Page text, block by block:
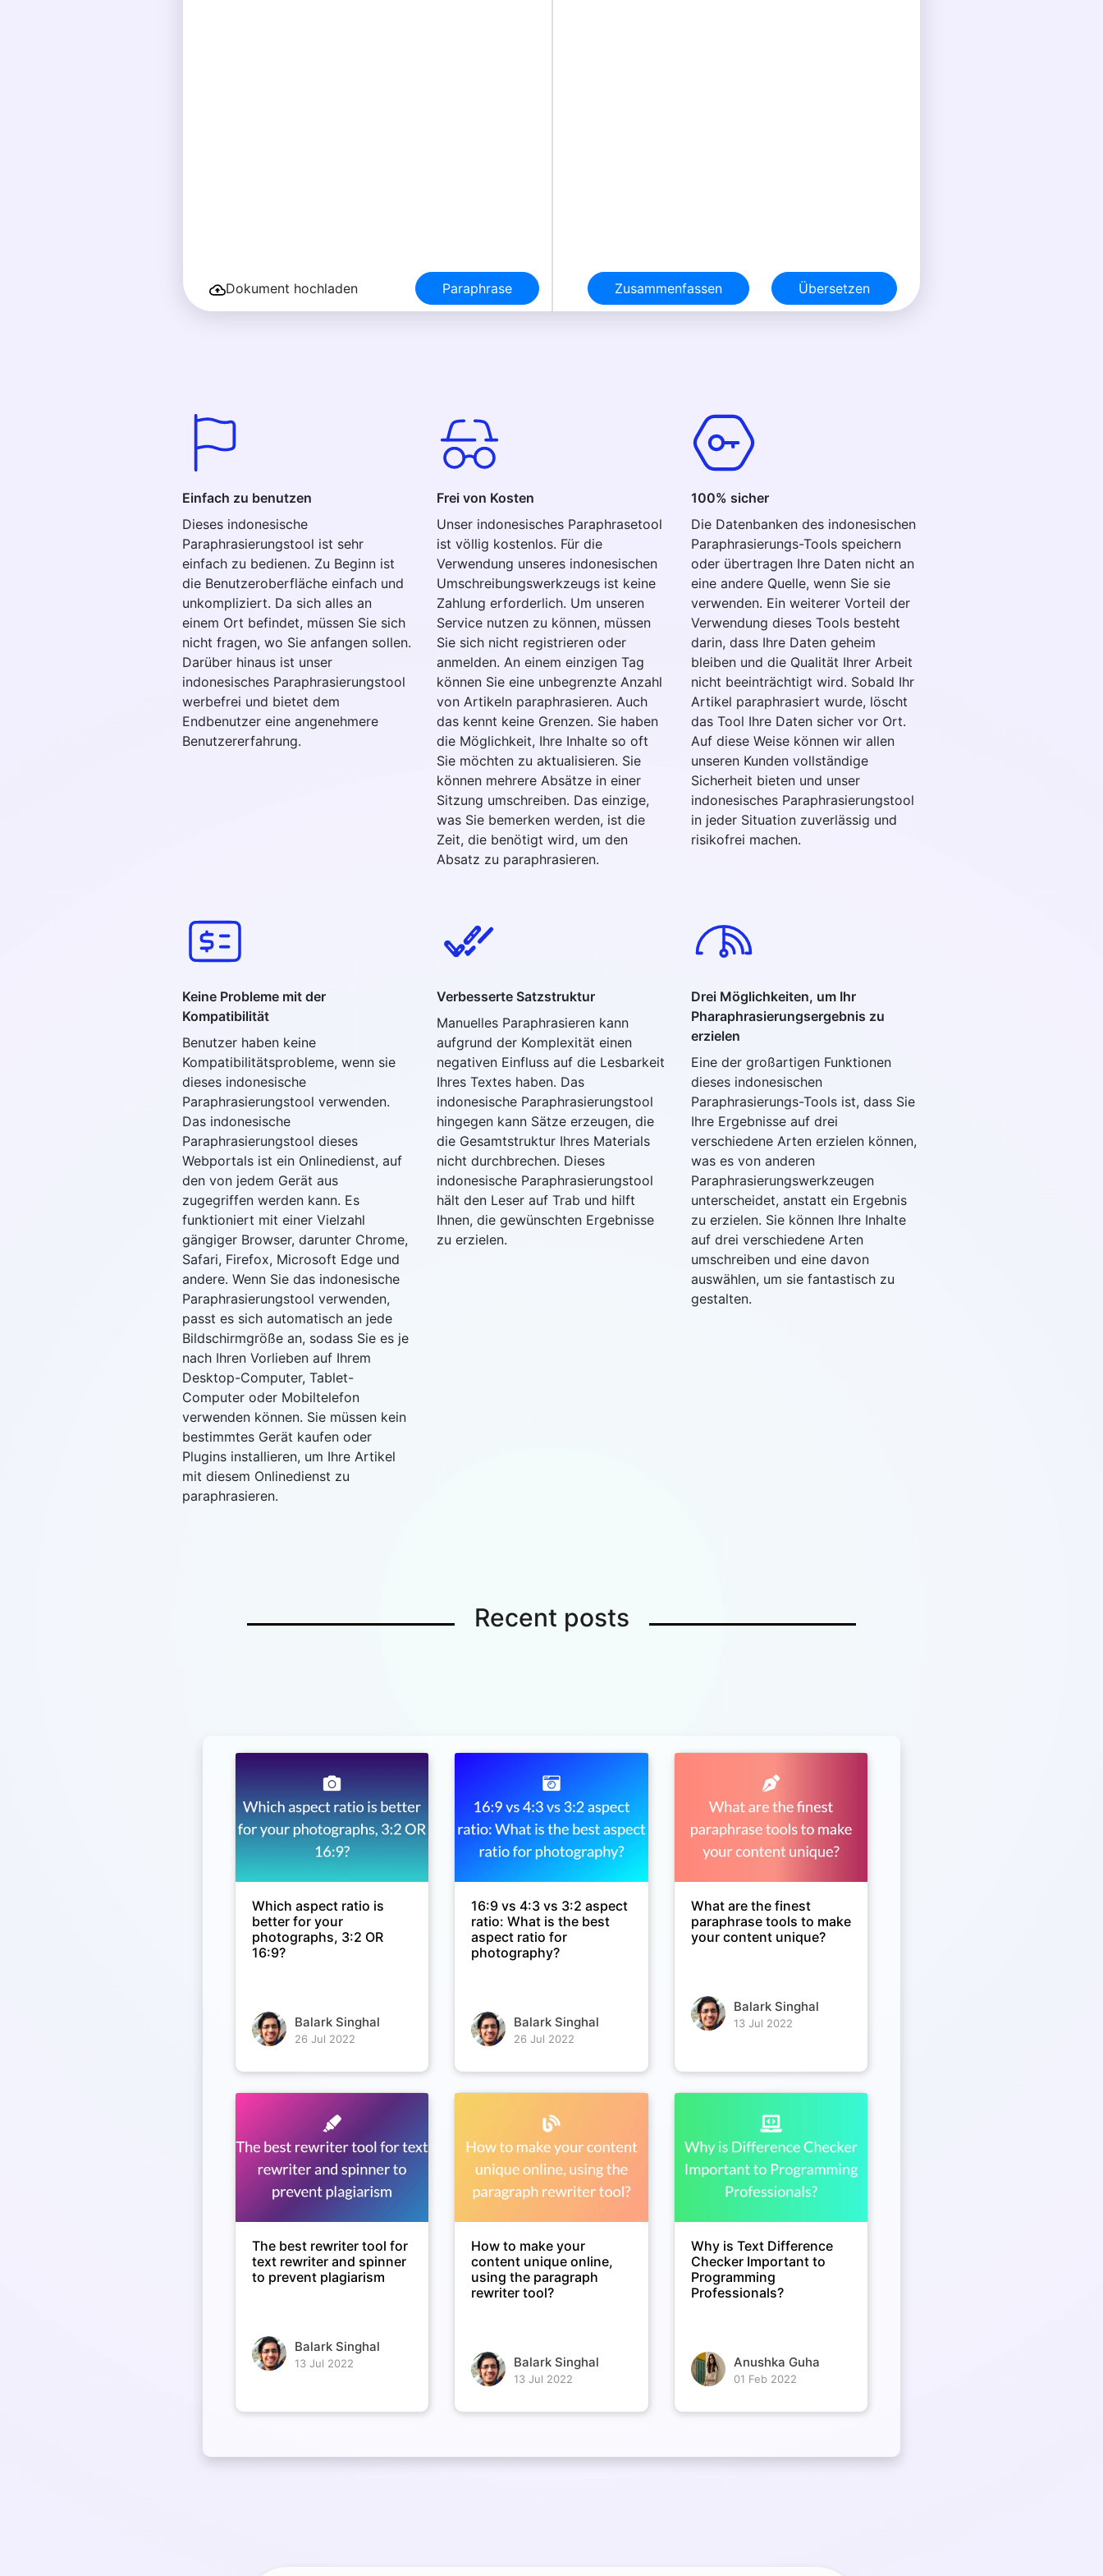
Dokument hochladen Paraphrase Zusammenfassen Übersetzen
Einfach zu benutzen
Dieses indonesische
Paraphrasierungstool ist sehr
einfach zu bedienen. Zu Beginn ist
die Benutzeroberfläche einfach und
unkompliziert. Da sich alles an
einem Ort befindet, müssen Sie sich
nicht fragen, wo Sie anfangen sollen.
Darüber hinaus ist unser
indonesisches Paraphrasierungstool
werbefrei und bietet dem
Endbenutzer eine angenehmere
Benutzererfahrung.
Frei von Kosten
Unser indonesisches Paraphrasetool
ist völlig kostenlos. Für die
Verwendung unseres indonesischen
Umschreibungswerkzeugs ist keine
Zahlung erforderlich. Um unseren
Service nutzen zu können, müssen
Sie sich nicht registrieren oder
anmelden. An einem einzigen Tag
können Sie eine unbegrenzte Anzahl
von Artikeln paraphrasieren. Auch
das kennt keine Grenzen. Sie haben
die Möglichkeit, Ihre Inhalte so oft
Sie möchten zu aktualisieren. Sie
können mehrere Absätze in einer
Sitzung umschreiben. Das einzige,
was Sie bemerken werden, ist die
Zeit, die benötigt wird, um den
Absatz zu paraphrasieren.
100% sicher
Die Datenbanken des indonesischen
Paraphrasierungs-Tools speichern
oder übertragen Ihre Daten nicht an
eine andere Quelle, wenn Sie sie
verwenden. Ein weiterer Vorteil der
Verwendung dieses Tools besteht
darin, dass Ihre Daten geheim
bleiben und die Qualität Ihrer Arbeit
nicht beeinträchtigt wird. Sobald Ihr
Artikel paraphrasiert wurde, löscht
das Tool Ihre Daten sicher vor Ort.
Auf diese Weise können wir allen
unseren Kunden vollständige
Sicherheit bieten und unser
indonesisches Paraphrasierungstool
in jeder Situation zuverlässig und
risikofrei machen.
Keine Probleme mit der
Kompatibilität
Benutzer haben keine
Kompatibilitätsprobleme, wenn sie
dieses indonesische
Paraphrasierungstool verwenden.
Das indonesische
Paraphrasierungstool dieses
Webportals ist ein Onlinedienst, auf
den von jedem Gerät aus
zugegriffen werden kann. Es
funktioniert mit einer Vielzahl
gängiger Browser, darunter Chrome,
Safari, Firefox, Microsoft Edge und
andere. Wenn Sie das indonesische
Paraphrasierungstool verwenden,
passt es sich automatisch an jede
Bildschirmgröße an, sodass Sie es je
nach Ihren Vorlieben auf Ihrem
Desktop-Computer, Tablet-
Computer oder Mobiltelefon
verwenden können. Sie müssen kein
bestimmtes Gerät kaufen oder
Plugins installieren, um Ihre Artikel
mit diesem Onlinedienst zu
paraphrasieren.
Verbesserte Satzstruktur
Manuelles Paraphrasieren kann
aufgrund der Komplexität einen
negativen Einfluss auf die Lesbarkeit
Ihres Textes haben. Das
indonesische Paraphrasierungstool
hingegen kann Sätze erzeugen, die
die Gesamtstruktur Ihres Materials
nicht durchbrechen. Dieses
indonesische Paraphrasierungstool
hält den Leser auf Trab und hilft
Ihnen, die gewünschten Ergebnisse
zu erzielen.
Drei Möglichkeiten, um Ihr
Pharaphrasierungsergebnis zu
erzielen
Eine der großartigen Funktionen
dieses indonesischen
Paraphrasierungs-Tools ist, dass Sie
Ihre Ergebnisse auf drei
verschiedene Arten erzielen können,
was es von anderen
Paraphrasierungswerkzeugen
unterscheidet, anstatt ein Ergebnis
zu erzielen. Sie können Ihre Inhalte
auf drei verschiedene Arten
umschreiben und eine davon
auswählen, um sie fantastisch zu
gestalten.
Recent posts
Which aspect ratio is
better for your
photographs, 3:2 OR
16:9?
Balark Singhal
26 Jul 2022
16:9 vs 4:3 vs 3:2 aspect
ratio: What is the best
aspect ratio for
photography?
Balark Singhal
26 Jul 2022
What are the finest
paraphrase tools to make
your content unique?
Balark Singhal
13 Jul 2022
The best rewriter tool for
text rewriter and spinner
to prevent plagiarism
Balark Singhal
13 Jul 2022
How to make your
content unique online,
using the paragraph
rewriter tool?
Balark Singhal
13 Jul 2022
Why is Text Difference
Checker Important to
Programming
Professionals?
Anushka Guha
01 Feb 2022